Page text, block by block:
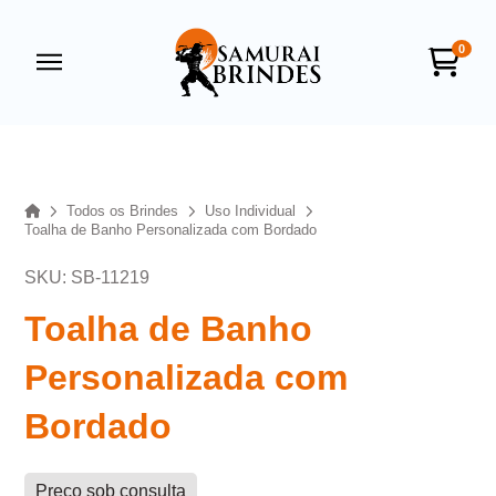
0
HomeTodos os Brindes
Uso Individual
Toalha de Banho Personalizada com Bordado
SKU: SB-11219
Toalha de Banho
Personalizada com
Bordado
Preço sob consulta